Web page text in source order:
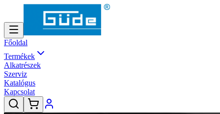
Főoldal
Termékek
Alkatrészek
Szerviz
Katalógus
Kapcsolat